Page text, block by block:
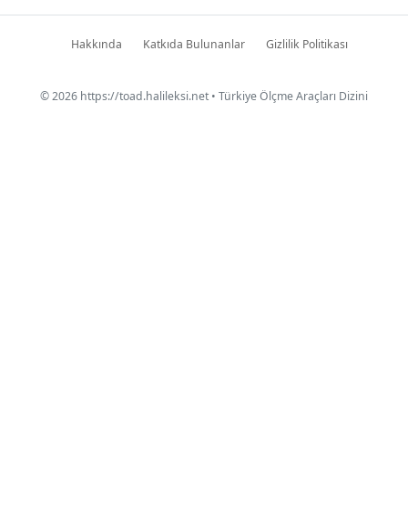
Hakkında Katkıda Bulunanlar Gizlilik Politikası
© 2026 https://toad.halileksi.net • Türkiye Ölçme Araçları Dizini